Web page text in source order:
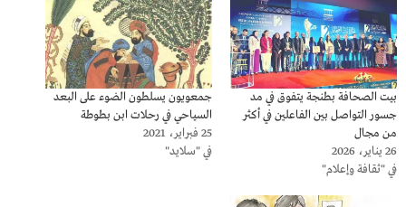
بيت الصحافة بطنجة يتفوق في مد
جسور التواصل بين الفاعلين في أكثر
من مجال
26 يناير، 2026
في "ثقافة وإعلام"
جمعويون يسلطون الضوء على البعد
السياحي في رحلات ابن بطوطة
25 فبراير، 2021
في "سلايد"